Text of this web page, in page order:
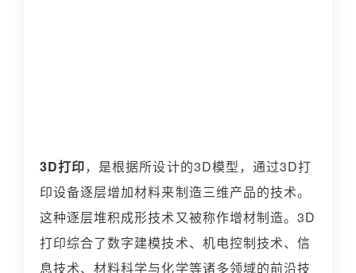
3D打印，是根据所设计的3D模型，通过3D打
印设备逐层增加材料来制造三维产品的技术。
这种逐层堆积成形技术又被称作增材制造。3D
打印综合了数字建模技术、机电控制技术、信
息技术、材料科学与化学等诸多领域的前沿技